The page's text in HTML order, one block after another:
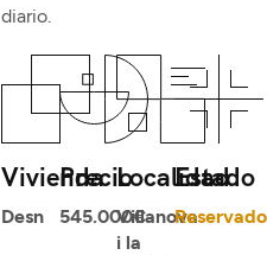
diario.
Vivienda
Desn
Precio
545.000€
Localidad
Villanova
i la
Estado
Reservado